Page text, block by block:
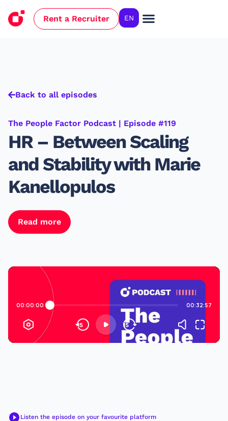
EN
Rent a Recruiter
Back to all episodes
The People Factor Podcast | Episode #119
HR – Between Scaling
and Stability with Marie
Kanellopulos
Read more
Listen the episode on your favourite platform